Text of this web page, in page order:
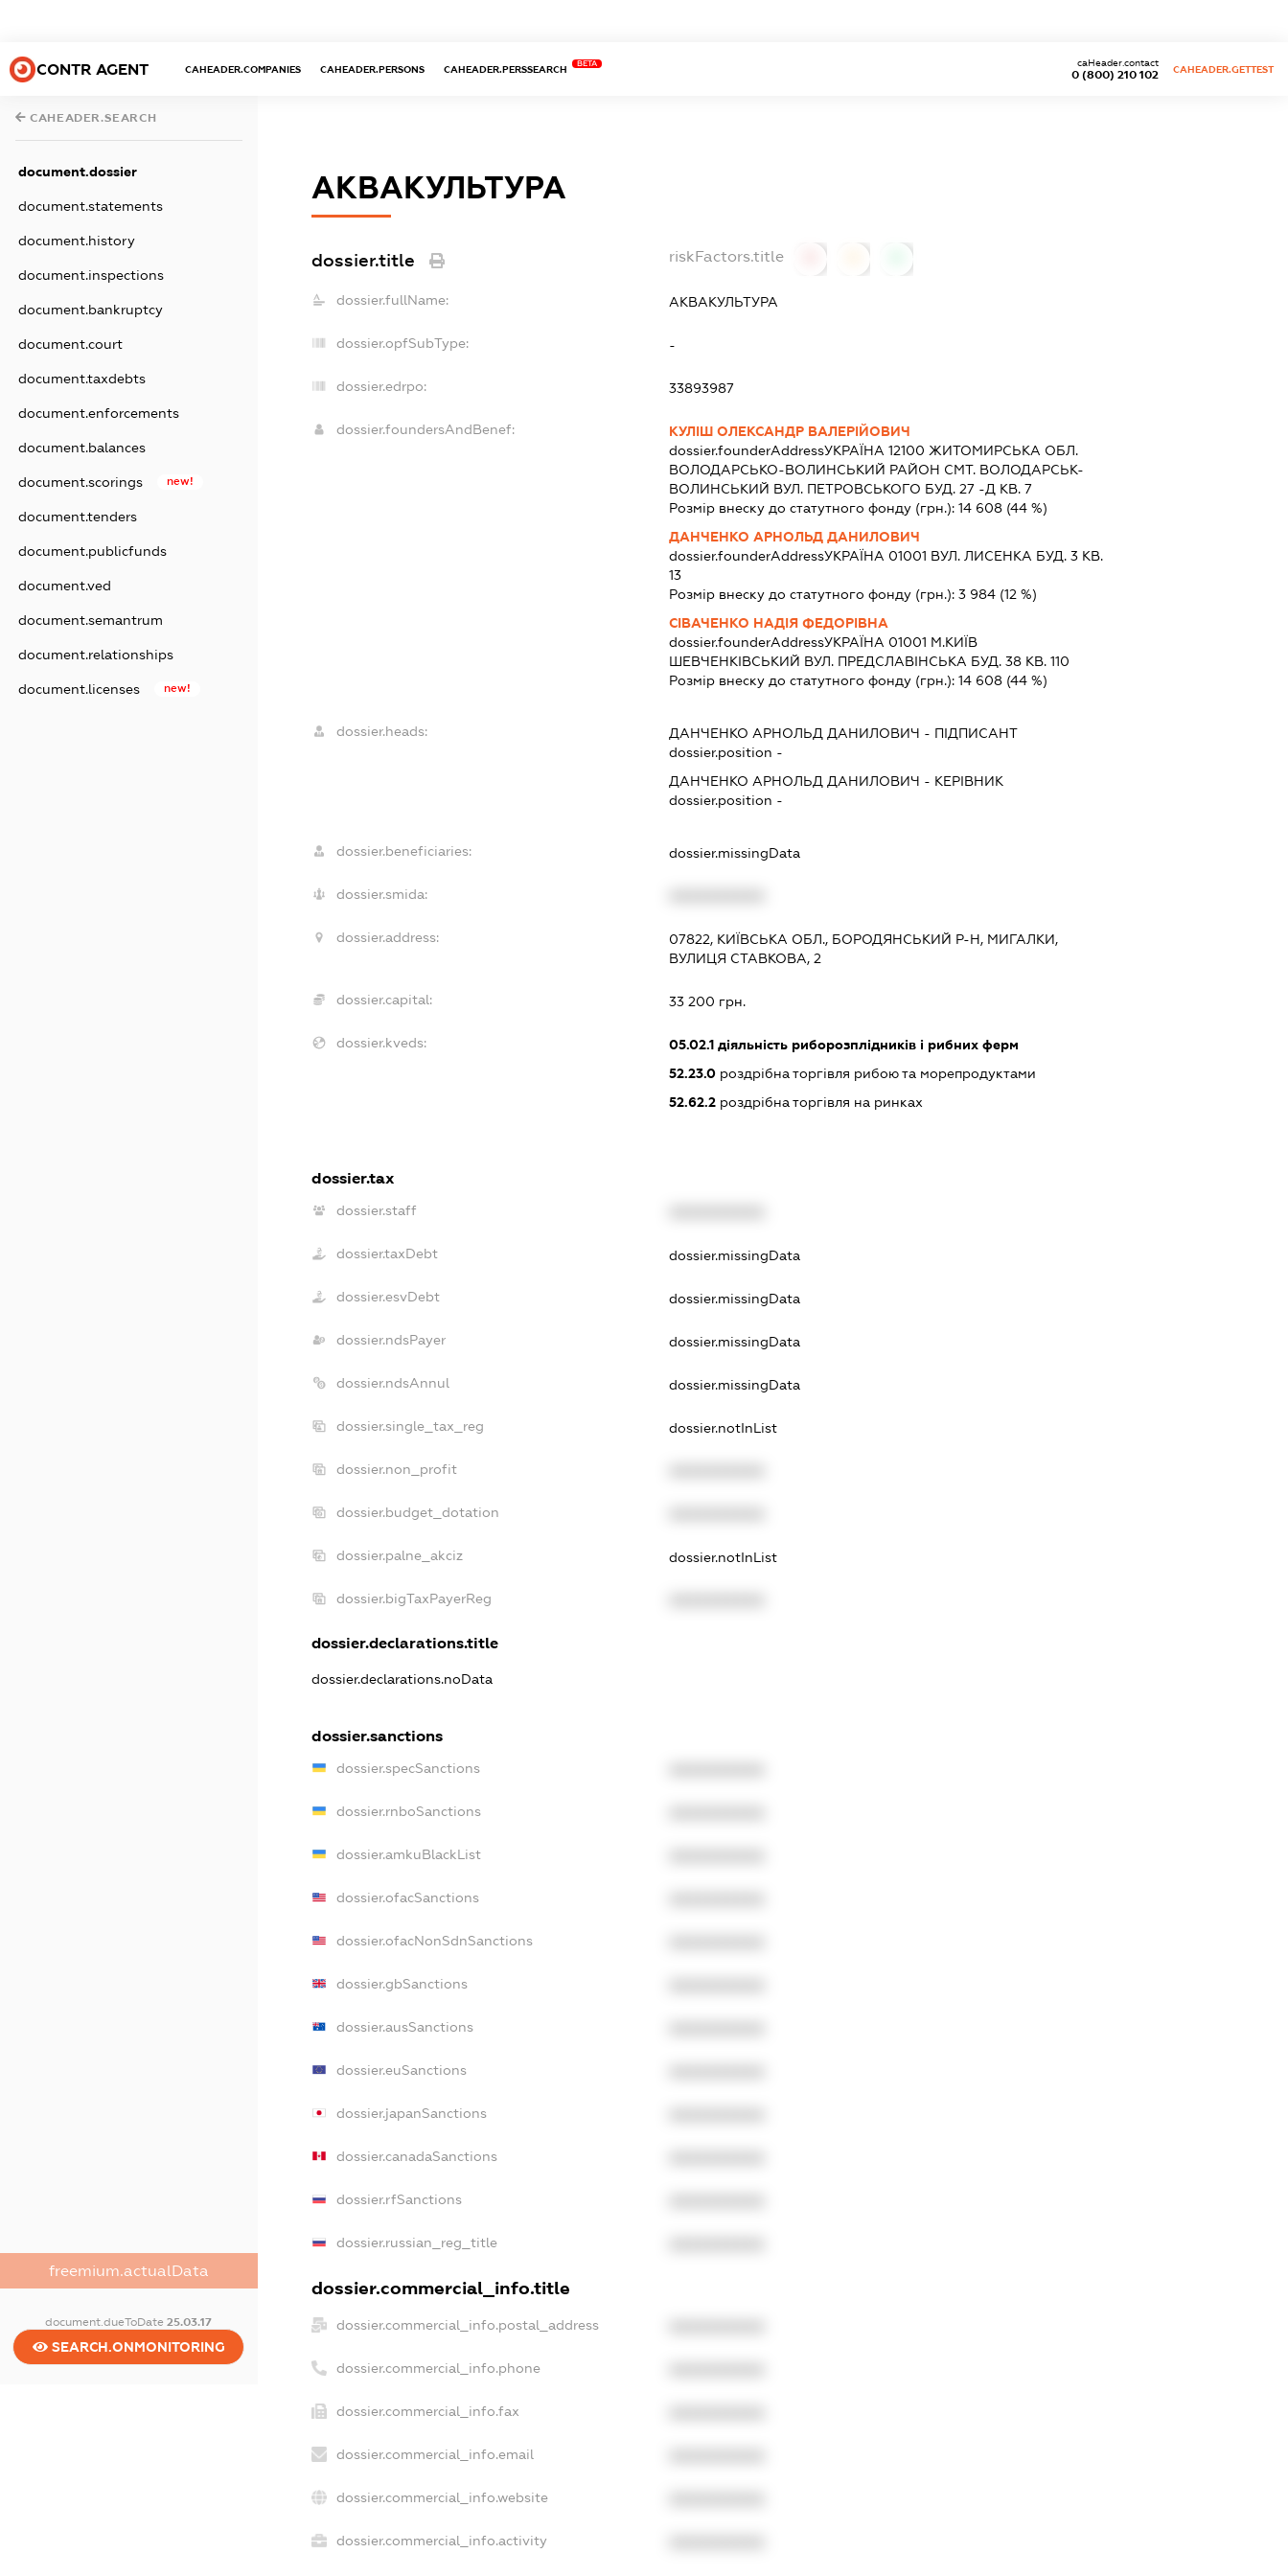
CONTR AGENT CAHEADER.COMPANIES CAHEADER.PERSONS CAHEADER.PERSSEARCH
BETA
0 (800) 210 102
caHeader.contact
CAHEADER.GETTEST
CAHEADER.SEARCH
document.dossier
document.statements
document.history
document.inspections
document.bankruptcy
document.court
document.taxdebts
document.enforcements
document.balances
document.scorings new!
document.tenders
document.publicfunds
document.ved
document.semantrum
document.relationships
document.licenses new!
freemium.actualData
document.dueToDate25.03.17
SEARCH.ONMONITORING
АКВАКУЛЬТУРА
dossier.title riskFactors.title
dossier.fullName: АКВАКУЛЬТУРА
dossier.opfSubType: -
dossier.edrpo: 33893987
dossier.foundersAndBenef:
КУЛІШ ОЛЕКСАНДР ВАЛЕРІЙОВИЧ
dossier.founderAddressУКРАЇНА 12100 ЖИТОМИРСЬКА ОБЛ.
ВОЛОДАРСЬКО-ВОЛИНСЬКИЙ РАЙОН СМТ. ВОЛОДАРСЬК-
ВОЛИНСЬКИЙ ВУЛ. ПЕТРОВСЬКОГО БУД. 27 -Д КВ. 7
Розмір внеску до статутного фонду (грн.): 14 608(44 %)
ДАНЧЕНКО АРНОЛЬД ДАНИЛОВИЧ
dossier.founderAddressУКРАЇНА 01001 ВУЛ. ЛИСЕНКА БУД. 3 КВ.
13
Розмір внеску до статутного фонду (грн.): 3 984(12 %)
СІВАЧЕНКО НАДІЯ ФЕДОРІВНА
dossier.founderAddressУКРАЇНА 01001 М.КИЇВ
ШЕВЧЕНКІВСЬКИЙ ВУЛ. ПРЕДСЛАВІНСЬКА БУД. 38 КВ. 110
Розмір внеску до статутного фонду (грн.): 14 608(44 %)
dossier.heads: ДАНЧЕНКО АРНОЛЬД ДАНИЛОВИЧ - ПІДПИСАНТ
dossier.position -
ДАНЧЕНКО АРНОЛЬД ДАНИЛОВИЧ - КЕРІВНИК
dossier.position -
dossier.beneficiaries: dossier.missingData
dossier.smida:
dossier.address:
07822, КИЇВСЬКА ОБЛ., БОРОДЯНСЬКИЙ Р-Н, МИГАЛКИ,
ВУЛИЦЯ СТАВКОВА, 2
dossier.capital: 33 200 грн.
dossier.kveds: 05.02.1діяльність риборозплідників і рибних ферм
52.23.0роздрібна торгівля рибою та морепродуктами
52.62.2роздрібна торгівля на ринках
dossier.tax
dossier.staff
dossier.taxDebt dossier.missingData
dossier.esvDebt dossier.missingData
dossier.ndsPayer dossier.missingData
dossier.ndsAnnul dossier.missingData
dossier.single_tax_reg dossier.notInList
dossier.non_profit
dossier.budget_dotation
dossier.palne_akciz dossier.notInList
dossier.bigTaxPayerReg
dossier.declarations.title
dossier.declarations.noData
dossier.sanctions
dossier.specSanctions
dossier.rnboSanctions
dossier.amkuBlackList
dossier.ofacSanctions
dossier.ofacNonSdnSanctions
dossier.gbSanctions
dossier.ausSanctions
dossier.euSanctions
dossier.japanSanctions
dossier.canadaSanctions
dossier.rfSanctions
dossier.russian_reg_title
dossier.commercial_info.title
dossier.commercial_info.postal_address
dossier.commercial_info.phone
dossier.commercial_info.fax
dossier.commercial_info.email
dossier.commercial_info.website
dossier.commercial_info.activity